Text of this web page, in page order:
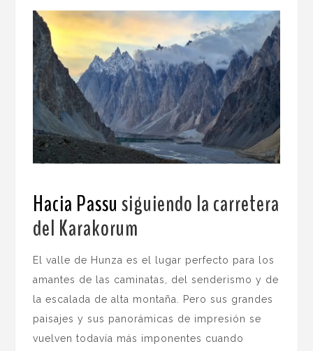
Hacia Passusiguiendo la carretera
del Karakorum
El valle de Hunza es el lugar perfecto para los
amantes de las caminatas, del senderismo y de
la escalada de alta montaña. Pero sus grandes
paisajes y sus panorámicas de impresión se
vuelven todavía más imponentes cuando